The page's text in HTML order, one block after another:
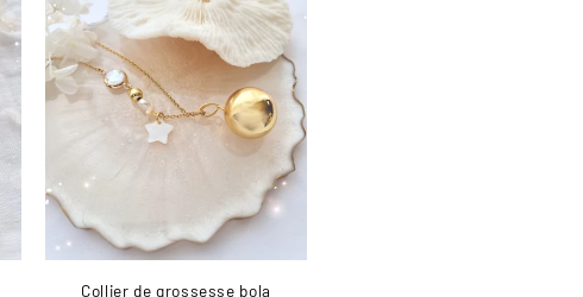
Collier de grossesse bola